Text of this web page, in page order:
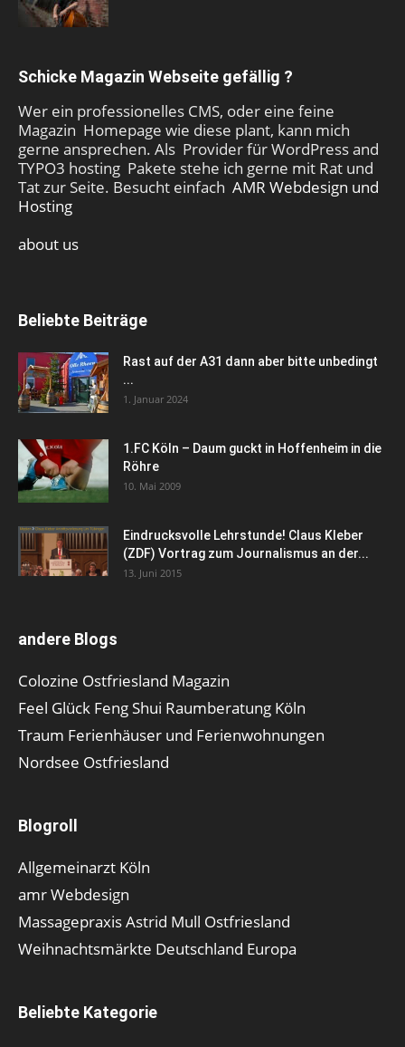
Schicke Magazin Webseite gefällig ?
Wer ein professionelles CMS, oder eine feine
Magazin Homepage wie diese plant, kann mich
gerne ansprechen. Als Provider für WordPress and
TYPO3 hosting Pakete stehe ich gerne mit Rat und
Tat zur Seite. Besucht einfach AMR Webdesign und
Hosting
about us
Beliebte Beiträge
Rast auf der A31 dann aber bitte unbedingt
...
1. Januar 2024
1.FC Köln – Daum guckt in Hoffenheim in die
Röhre
10. Mai 2009
Eindrucksvolle Lehrstunde! Claus Kleber
(ZDF) Vortrag zum Journalismus an der...
13. Juni 2015
andere Blogs
Colozine Ostfriesland Magazin
Feel Glück Feng Shui Raumberatung Köln
Traum Ferienhäuser und Ferienwohnungen
Nordsee Ostfriesland
Blogroll
Allgemeinarzt Köln
amr Webdesign
Massagepraxis Astrid Mull Ostfriesland
Weihnachtsmärkte Deutschland Europa
Beliebte Kategorie